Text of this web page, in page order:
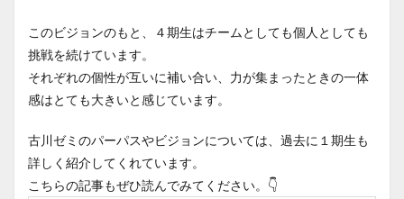
このビジョンのもと、４期生はチームとしても個人としても
挑戦を続けています。
それぞれの個性が互いに補い合い、力が集まったときの一体
感はとても大きいと感じています。
古川ゼミのパーパスやビジョンについては、過去に１期生も
詳しく紹介してくれています。
こちらの記事もぜひ読んでみてください。👇